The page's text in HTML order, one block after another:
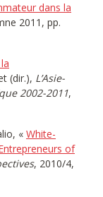
dans la
2011, pp.
(dir.), L’Asie-
2002-2011,
« White-
of
, 2010/4,